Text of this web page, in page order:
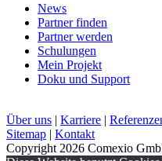
News
Partner finden
Partner werden
Schulungen
Mein Projekt
Doku und Support
Über uns | Karriere |
Sitemap | Kontakt
Copyright 2026 Comexio